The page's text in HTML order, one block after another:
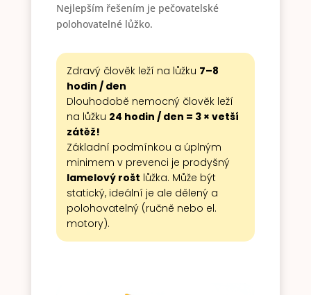
Nejlepším řešením je pečovatelské
polohovatelné lůžko.
Zdravý člověk leží na lůžku 7–8
hodin / den
Dlouhodobě nemocný člověk leží
na lůžku 24 hodin / den = 3 × vetší
zátěž!
Základní podmínkou a úplným
minimem v prevenci je prodyšný
lamelový rošt lůžka. Může být
statický, ideální je ale dělený a
polohovatelný (ručně nebo el.
motory).